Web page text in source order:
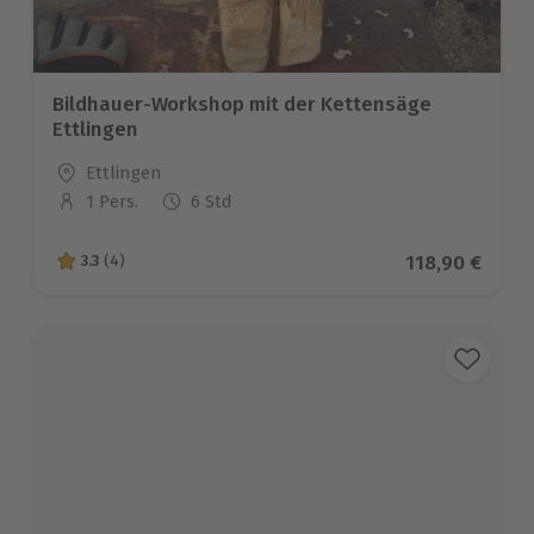
Bildhauer-Workshop mit der Kettensäge
Ettlingen
Standort
Ettlingen
Anzahl der Teilnehmer
1 Pers. 6 Std
3.3 von 5 Sternen basierend auf 4 Bewertungen
3.3 (4) Aktueller
118,90 €